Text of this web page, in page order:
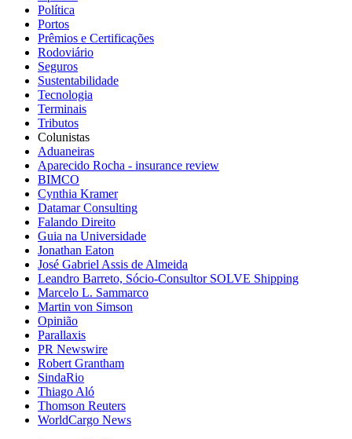
Política
Portos
Prêmios e Certificações
Rodoviário
Seguros
Sustentabilidade
Tecnologia
Terminais
Tributos
Colunistas
Aduaneiras
Aparecido Rocha - insurance review
BIMCO
Cynthia Kramer
Datamar Consulting
Falando Direito
Guia na Universidade
Jonathan Eaton
José Gabriel Assis de Almeida
Leandro Barreto, Sócio-Consultor SOLVE Shipping
Marcelo L. Sammarco
Martin von Simson
Opinião
Parallaxis
PR Newswire
Robert Grantham
SindaRio
Thiago Aló
Thomson Reuters
WorldCargo News